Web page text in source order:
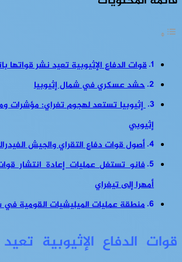
قوات الدفاع الإثيوبية تعيد نشر قواتها
حشد عسكري في شمال إثيوبيا
إثيوبيا تستعد لهجوم تغراي: مؤشرات
إثيوبي
أصول قوات دفاع التقراي والجيش
فانو تستغل عمليات إعادة انتشار
أمهرا إلى تيغراي
منطقة عمليات الميليشيات القومية في
قوات الدفاع الإثيوبية